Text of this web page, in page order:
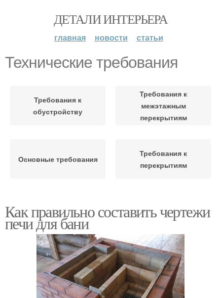
ДЕТАЛИ ИНТЕРЬЕРА
главная новости статьи
Технические требования
Требования к
обустройству
Требования к
межэтажным
перекрытиям
Основные требования
Требования к
перекрытиям
Как правильно составить чертежи
печи для бани